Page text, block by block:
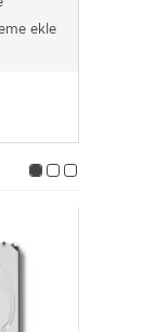
ekle